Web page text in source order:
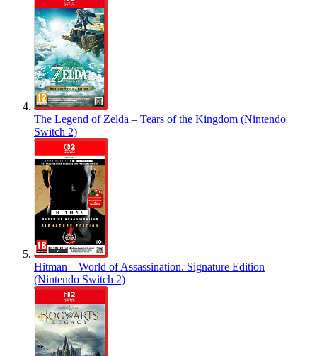
The Legend of Zelda – Tears of the Kingdom (Nintendo
Switch 2)
Hitman – World of Assassination. Signature Edition
(Nintendo Switch 2)